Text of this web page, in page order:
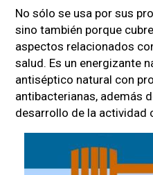
No sólo se usa por sus
sino también porque
aspectos relacionados
salud. Es un energizante
antiséptico natural con
antibacterianas, además
desarrollo de la actividad